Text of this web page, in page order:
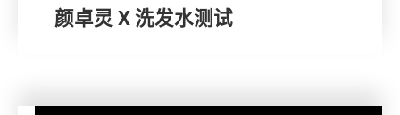
颜卓灵 X 洗发水测试